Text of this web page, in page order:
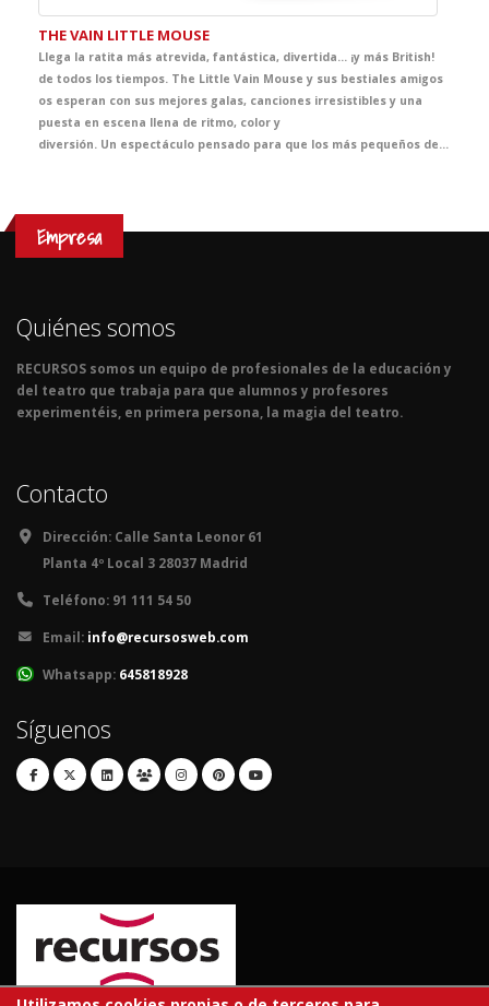
THE VAIN LITTLE MOUSE
Llega la ratita más atrevida, fantástica, divertida… ¡y más British!
de todos los tiempos. The Little Vain Mouse y sus bestiales amigos
os esperan con sus mejores galas, canciones irresistibles y una
puesta en escena llena de ritmo, color y
diversión. Un espectáculo pensado para que los más pequeños del cole se inicien, de la forma más mágica, en el maravilloso mundo del teatro.
Empresa
Quiénes somos
RECURSOS somos un equipo de profesionales de la educación y
del teatro que trabaja para que alumnos y profesores
experimentéis, en primera persona, la magia del teatro.
Contacto
Dirección: Calle Santa Leonor 61
Planta 4º Local 3 28037 Madrid
Teléfono: 91 111 54 50
Email: info@recursosweb.com
Whatsapp: 645818928
Síguenos